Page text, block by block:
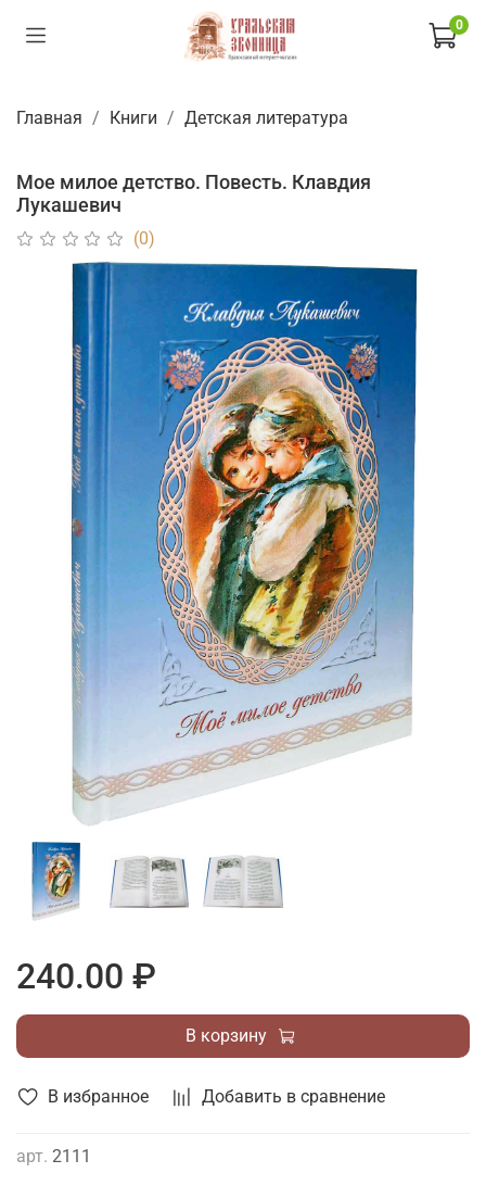
0
Главная Книги Детская литература
Мое милое детство. Повесть. Клавдия
Лукашевич
(0)
В избранное Добавить в сравнение
арт. 2111
240.00 ₽
В корзину